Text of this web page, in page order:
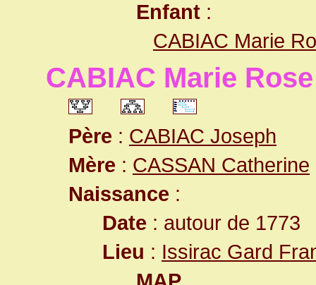
Enfant :
CABIAC Marie
CABIAC Marie Rose
Père : CABIAC Joseph
Mère : CASSAN Catherine
Naissance :
Date : autour de 1773
Lieu : Issirac Gard